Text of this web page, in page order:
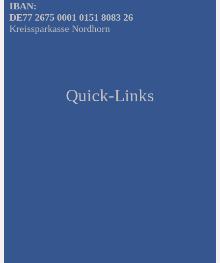
IBAN:
DE77 2675 0001 0151 8083 26
Kreissparkasse Nordhorn
Quick-Links